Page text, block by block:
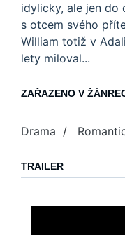
idylicky, ale jen do
s otcem svého
William totiž v
lety miloval...
ZAŘAZENO V
Drama /
TRAILER